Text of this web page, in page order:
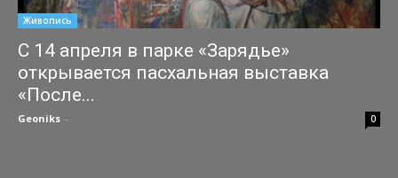
Живопись
С 14 апреля в парке «Зарядье»
открывается пасхальная выставка
«После...
Geoniks - 0